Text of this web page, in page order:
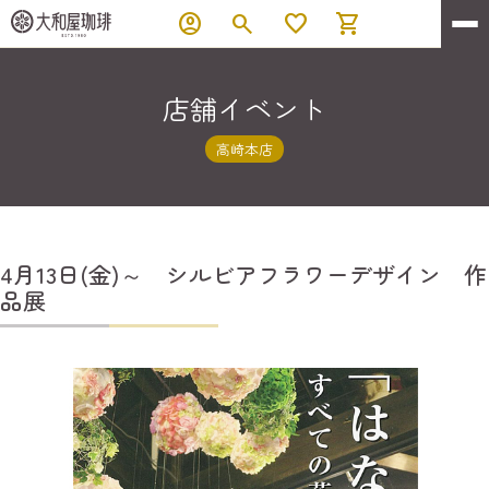
account_circle search favorite shopping_cart
店舗イベント
高崎本店
4月13日(金)～ シルビアフラワーデザイン 作
品展